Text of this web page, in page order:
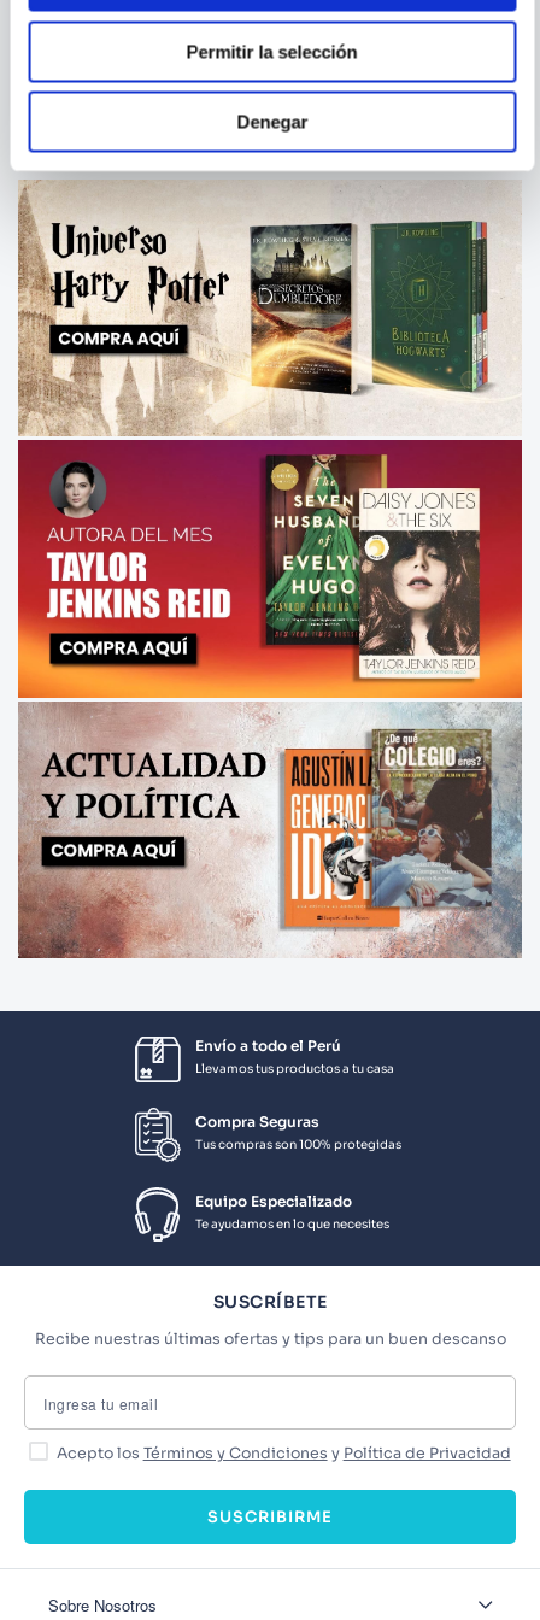
Permitir la selección
Denegar
INFINITY (OMNIBUS) EL HIJO DE SUPERMAN
Envío a todo el Perú
Llevamos tus productos a tu casa
Compra Seguras
Tus compras son 100% protegidas
Equipo Especializado
Te ayudamos en lo que necesites
SUSCRÍBETE
Recibe nuestras últimas ofertas y tips para un buen descanso
Acepto los Términos y Condiciones y Política de Privacidad
SUSCRIBIRME
Sobre Nosotros